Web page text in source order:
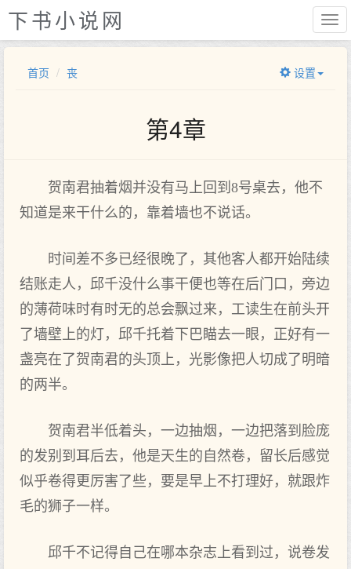
下书小说网
首页 丧 设置
第4章
贺南君抽着烟并没有马上回到8号桌去，他不
知道是来干什么的，靠着墙也不说话。
时间差不多已经很晚了，其他客人都开始陆续
结账走人，邱千没什么事干便也等在后门口，旁边
的薄荷味时有时无的总会飘过来，工读生在前头开
了墙壁上的灯，邱千托着下巴瞄去一眼，正好有一
盏亮在了贺南君的头顶上，光影像把人切成了明暗
的两半。
贺南君半低着头，一边抽烟，一边把落到脸庞
的发别到耳后去，他是天生的自然卷，留长后感觉
似乎卷得更厉害了些，要是早上不打理好，就跟炸
毛的狮子一样。
邱千不记得自己在哪本杂志上看到过，说卷发